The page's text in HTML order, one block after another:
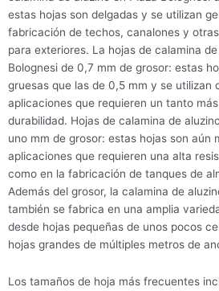
estas hojas son delgadas y se utilizan
fabricación de techos, canalones y
para exteriores. La hojas de calamina
Bolognesi de 0,7 mm de grosor: estas
gruesas que las de 0,5 mm y se utilizan
aplicaciones que requieren un tanto
durabilidad. Hojas de calamina de
uno mm de grosor: estas hojas son aún
aplicaciones que requieren una alta
como en la fabricación de tanques de
Además del grosor, la calamina de
también se fabrica en una amplia
desde hojas pequeñas de unos pocos
hojas grandes de múltiples metros de
Los tamaños de hoja más frecuentes